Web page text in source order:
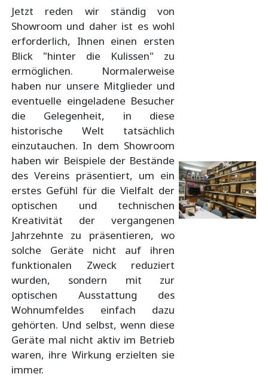
Jetzt reden wir ständig von
Showroom und daher ist es wohl
erforderlich, Ihnen einen ersten
Blick "hinter die Kulissen" zu
ermöglichen. Normalerweise
haben nur unsere Mitglieder und
eventuelle eingeladene Besucher
die Gelegenheit, in diese
historische Welt tatsächlich
einzutauchen. In dem Showroom
haben wir Beispiele der Bestände
des Vereins präsentiert, um ein
erstes Gefühl für die Vielfalt der
optischen und technischen
Kreativität der vergangenen
Jahrzehnte zu präsentieren, wo
solche Geräte nicht auf ihren
funktionalen Zweck reduziert
wurden, sondern mit zur
optischen Ausstattung des
Wohnumfeldes einfach dazu
gehörten. Und selbst, wenn diese
Geräte mal nicht aktiv im Betrieb
waren, ihre Wirkung erzielten sie
immer.